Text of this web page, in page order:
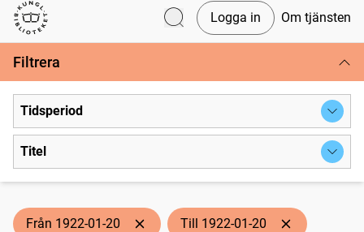
Svenska tidningar
Logga in Om tjänsten
Filtrera
Tidsperiod
Titel
Från 1922-01-20 Till 1922-01-20